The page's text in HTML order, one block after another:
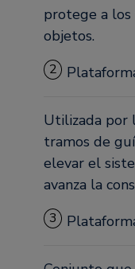
protege a los
objetos.
2
Utilizada por
tramos de
elevar el
avanza la
3